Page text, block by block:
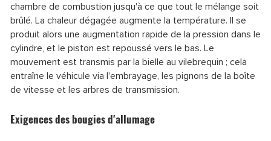
chambre de combustion jusqu'à ce que tout le mélange soit
brûlé. La chaleur dégagée augmente la température. Il se
produit alors une augmentation rapide de la pression dans le
cylindre, et le piston est repoussé vers le bas. Le
mouvement est transmis par la bielle au vilebrequin ; cela
entraîne le véhicule via l'embrayage, les pignons de la boîte
de vitesse et les arbres de transmission.
Exigences des bougies d'allumage